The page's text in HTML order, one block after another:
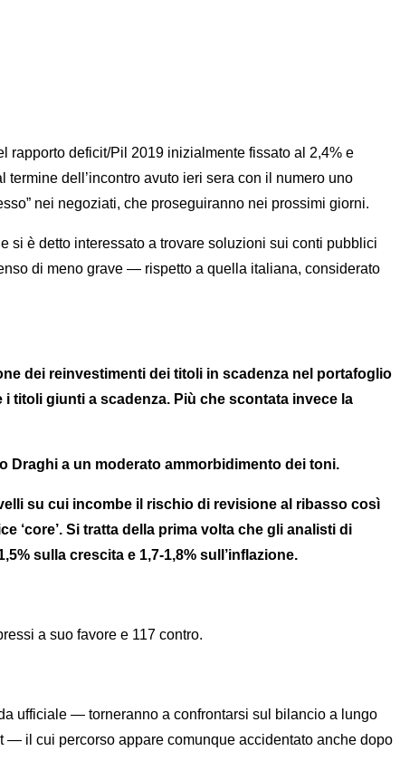
rapporto deficit/Pil 2019 inizialmente fissato al 2,4% e
dell’incontro avuto ieri sera con il numero uno
nei negoziati, che proseguiranno nei prossimi giorni.
si è detto interessato a trovare soluzioni sui conti pubblici
di meno grave — rispetto a quella italiana, considerato
dei reinvestimenti dei titoli in scadenza nel portafoglio
titoli giunti a scadenza. Più che scontata invece la
Draghi a un moderato ammorbidimento dei toni.
su cui incombe il rischio di revisione al ribasso così
‘core’. Si tratta della prima volta che gli analisti di
sulla crescita e 1,7-1,8% sull’inflazione.
a suo favore e 117 contro.
ufficiale — torneranno a confrontarsi sul bilancio a lungo
— il cui percorso appare comunque accidentato anche dopo